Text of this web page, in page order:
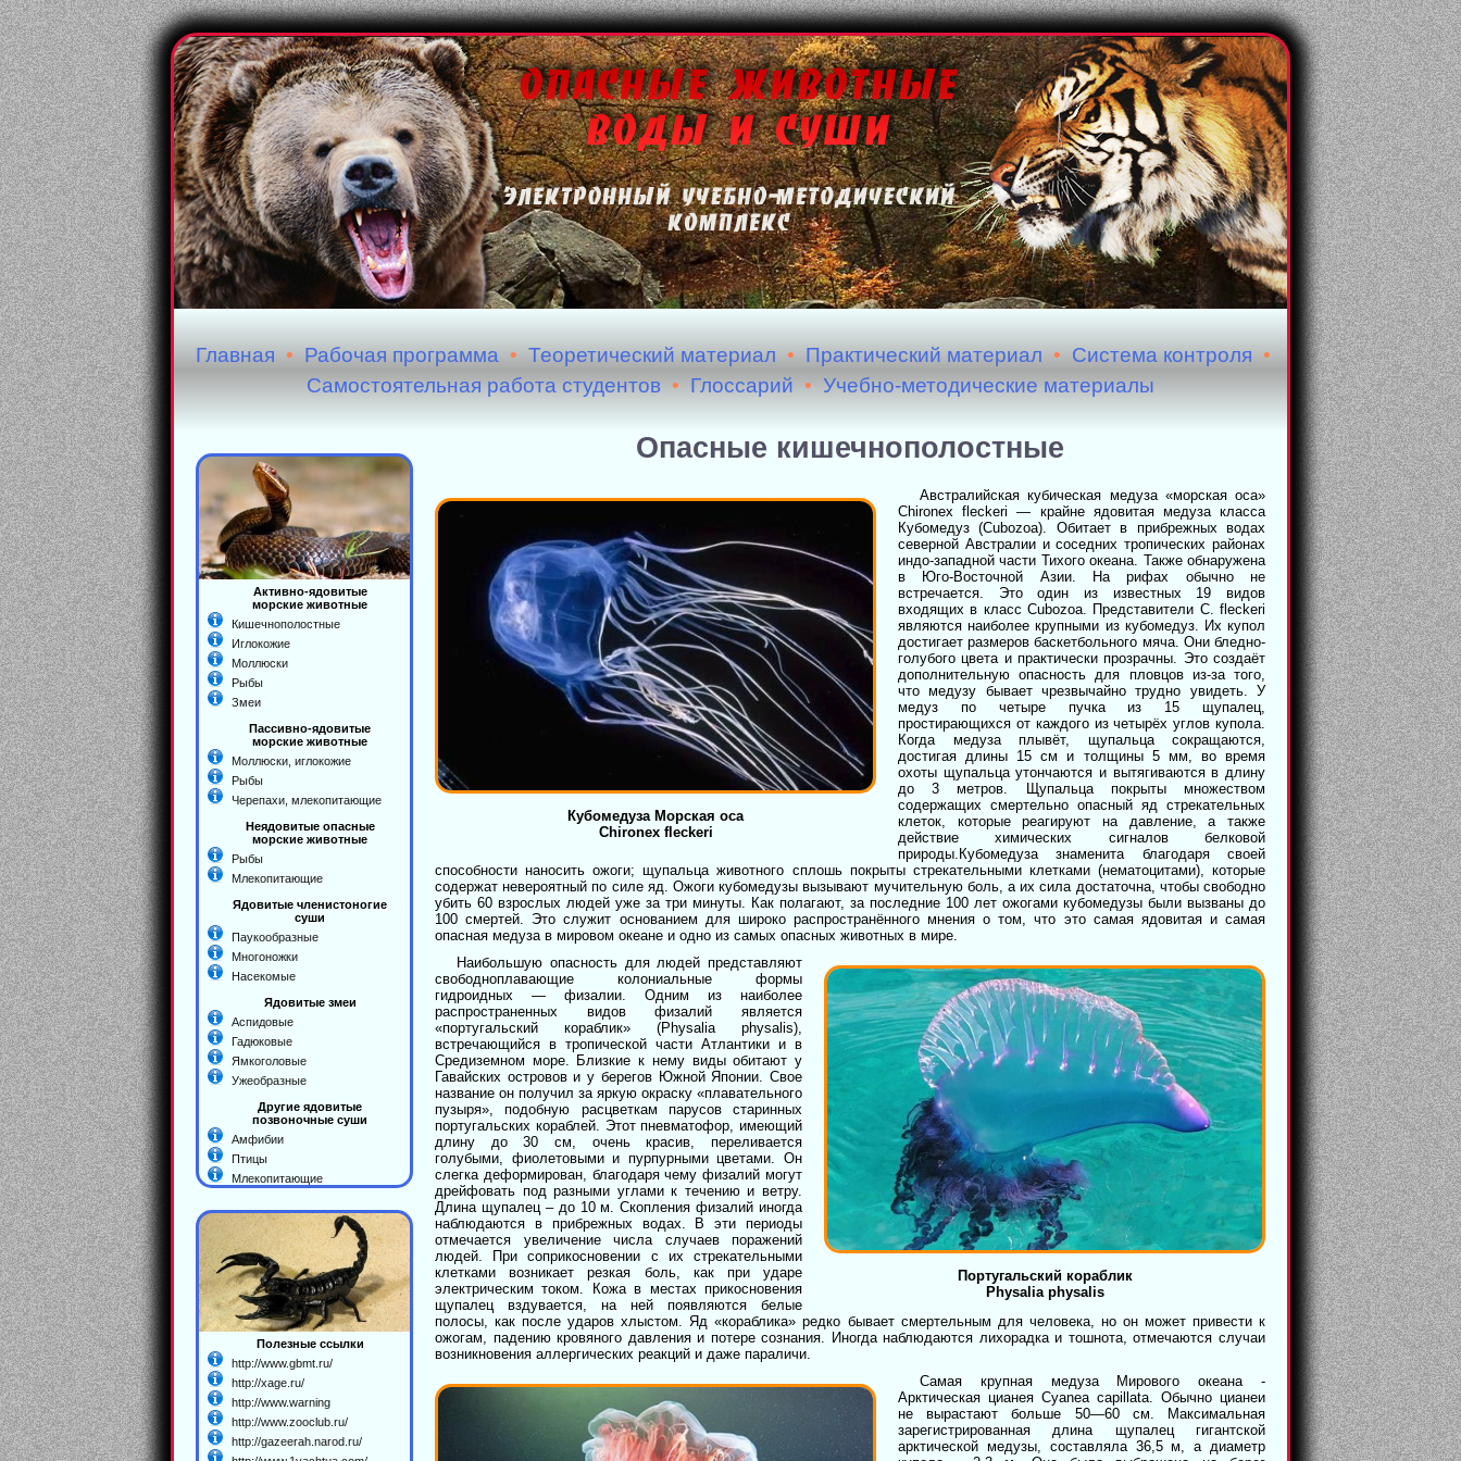
Главная • Рабочая программа • Теоретический материал • Практический материал • Система контроля •
Самостоятельная работа студентов • Глоссарий • Учебно-методические материалы
Активно-ядовитые
морские животные
Кишечнополостные
Иглокожие
Моллюски
Рыбы
Змеи
Пассивно-ядовитые
морские животные
Моллюски, иглокожие
Рыбы
Черепахи, млекопитающие
Неядовитые опасные
морские животные
Рыбы
Млекопитающие
Ядовитые членистоногие
суши
Паукообразные
Многоножки
Насекомые
Ядовитые змеи
Аспидовые
Гадюковые
Ямкоголовые
Ужеобразные
Другие ядовитые
позвоночные суши
Амфибии
Птицы
Млекопитающие
Полезные ссылки
http://www.gbmt.ru/
http://xage.ru/
http://www.warning
http://www.zooclub.ru/
http://gazeerah.narod.ru/
Опасные кишечнополостные
Кубомедуза Морская оса
Chironex fleckeri
Aвстралийская кубическая медуза «морская оса»
Chironex fleckeri — крайне ядовитая медуза класса
Кубомедуз (Cubozoa). Обитает в прибрежных водах
северной Австралии и соседних тропических районах
индо-западной части Тихого океана. Также обнаружена
в Юго-Восточной Азии. На рифах обычно не
встречается. Это один из известных 19 видов
входящих в класс Cubozoa. Представители C. fleckeri
являются наиболее крупными из кубомедуз. Их купол
достигает размеров баскетбольного мяча. Они бледно-
голубого цвета и практически прозрачны. Это создаёт
дополнительную опасность для пловцов из-за того,
что медузу бывает чрезвычайно трудно увидеть. У
медуз по четыре пучка из 15 щупалец,
простирающихся от каждого из четырёх углов купола.
Когда медуза плывёт, щупальца сокращаются,
достигая длины 15 см и толщины 5 мм, во время
охоты щупальца утончаются и вытягиваются в длину
до 3 метров. Щупальца покрыты множеством
содержащих смертельно опасный яд стрекательных
клеток, которые реагируют на давление, а также
действие химических сигналов белковой
природы.Кубомедуза знаменита благодаря своей
способности наносить ожоги; щупальца животного сплошь покрыты стрекательными клетками (нематоцитами), которые
содержат невероятный по силе яд. Ожоги кубомедузы вызывают мучительную боль, а их сила достаточна, чтобы свободно
убить 60 взрослых людей уже за три минуты. Как полагают, за последние 100 лет ожогами кубомедузы были вызваны до
100 смертей. Это служит основанием для широко распространённого мнения о том, что это самая ядовитая и самая
опасная медуза в мировом океане и одно из самых опасных животных в мире.
Португальский кораблик
Physalia physalis
Наибольшую опасность для людей представляют
свободноплавающие колониальные формы
гидроидных — физалии. Одним из наиболее
распространенных видов физалий является
«португальский кораблик» (Physalia physalis),
встречающийся в тропической части Атлантики и в
Средиземном море. Близкие к нему виды обитают у
Гавайских островов и у берегов Южной Японии. Свое
название он получил за яркую окраску «плавательного
пузыря», подобную расцветкам парусов старинных
португальских кораблей. Этот пневматофор, имеющий
длину до 30 см, очень красив, переливается
голубыми, фиолетовыми и пурпурными цветами. Он
слегка деформирован, благодаря чему физалий могут
дрейфовать под разными углами к течению и ветру.
Длина щупалец – до 10 м. Скопления физалий иногда
наблюдаются в прибрежных водах. В эти периоды
отмечается увеличение числа случаев поражений
людей. При соприкосновении с их стрекательными
клетками возникает резкая боль, как при ударе
электрическим током. Кожа в местах прикосновения
щупалец вздувается, на ней появляются белые
полосы, как после ударов хлыстом. Яд «кораблика» редко бывает смертельным для человека, но он может привести к
ожогам, падению кровяного давления и потере сознания. Иногда наблюдаются лихорадка и тошнота, отмечаются случаи
возникновения аллергических реакций и даже параличи.
Самая крупная медуза Мирового океана -
Арктическая цианея Cyanea capillata. Обычно цианеи
не вырастают больше 50—60 см. Максимальная
зарегистрированная длина щупалец гигантской
арктической медузы, составляла 36,5 м, а диаметр